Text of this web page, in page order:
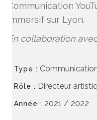
Communication
immersif sur Lyon.
En collaboration
Type :
Rôle : Directeur
Année : 2021 / 2022